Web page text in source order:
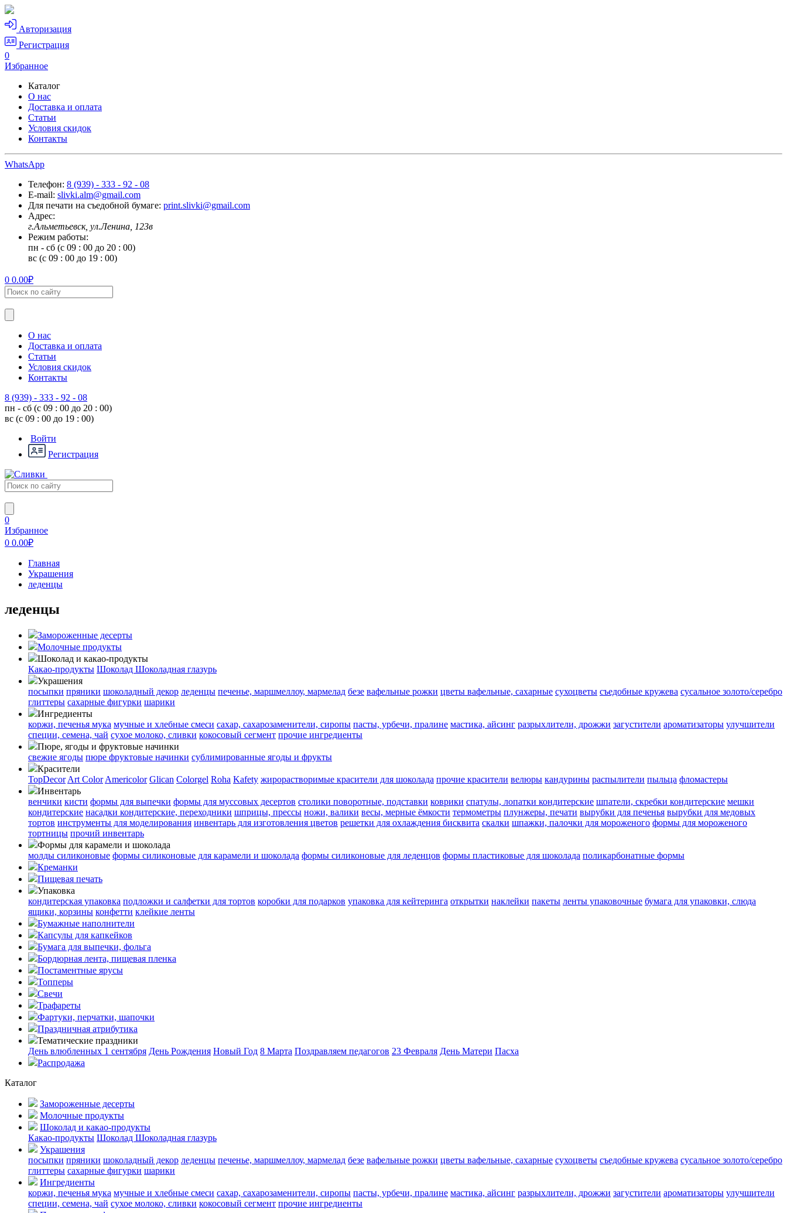
Авторизация
Регистрация
0
Избранное
Каталог
О нас
Доставка и оплата
Статьи
Условия скидок
Контакты
WhatsApp
Телефон: 8 (939) - 333 - 92 - 08
E-mail: slivki.alm@gmail.com
Для печати на съедобной бумаге: print.slivki@gmail.com
Адрес:
г.Альметьевск, ул.Ленина, 123в
Режим работы:
пн - сб (с 09 : 00 до 20 : 00)
вс (с 09 : 00 до 19 : 00)
0 0.00₽
О нас
Доставка и оплата
Статьи
Условия скидок
Контакты
8 (939) - 333 - 92 - 08
пн - сб (с 09 : 00 до 20 : 00)
вс (с 09 : 00 до 19 : 00)
Войти
Регистрация
0
Избранное
0 0.00₽
Главная
Украшения
леденцы
леденцы
Замороженные десерты
Молочные продукты
Шоколад и какао-продукты
Какао-продукты Шоколад Шоколадная глазурь
Украшения
посыпки пряники шоколадный декор леденцы печенье, маршмеллоу, мармелад безе вафельные рожки цветы вафельные, сахарные сухоцветы съедобные кружева сусальное золото/серебро
глиттеры сахарные фигурки шарики
Ингредиенты
коржи, печенья мука мучные и хлебные смеси сахар, сахарозаменители, сиропы пасты, урбечи, пралине мастика, айсинг разрыхлители, дрожжи загустители ароматизаторы улучшители
специи, семена, чай сухое молоко, сливки кокосовый сегмент прочие ингредиенты
Пюре, ягоды и фруктовые начинки
свежие ягоды пюре фруктовые начинки сублимированные ягоды и фрукты
Красители
TopDecor Art Color Americolor Glican Colorgel Roha Kafety жирорастворимые красители для шоколада прочие красители велюры кандурины распылители пыльца фломастеры
Инвентарь
венчики кисти формы для выпечки формы для муссовых десертов столики поворотные, подставки коврики cпатулы, лопатки кондитерские шпатели, скребки кондитерские мешки
кондитерские насадки кондитерские, переходники шприцы, прессы ножи, валики весы, мерные ёмкости термометры плунжеры, печати вырубки для печенья вырубки для медовых
тортов инструменты для моделирования инвентарь для изготовления цветов решетки для охлаждения бисквита скалки шпажки, палочки для мороженого формы для мороженого
тортницы прочий инвентарь
Формы для карамели и шоколада
молды силиконовые формы силиконовые для карамели и шоколада формы силиконовые для леденцов формы пластиковые для шоколада поликарбонатные формы
Креманки
Пищевая печать
Упаковка
кондитерская упаковка подложки и салфетки для тортов коробки для подарков упаковка для кейтеринга открытки наклейки пакеты ленты упаковочные бумага для упаковки, слюда
ящики, корзины конфетти клейкие ленты
Бумажные наполнители
Капсулы для капкейков
Бумага для выпечки, фольга
Бордюрная лента, пищевая пленка
Постаментные ярусы
Топперы
Свечи
Трафареты
Фартуки, перчатки, шапочки
Праздничная атрибутика
Тематические праздники
День влюбленных 1 сентября День Рождения Новый Год 8 Марта Поздравляем педагогов 23 Февраля День Матери Пасха
Распродажа
Каталог
Замороженные десерты
Молочные продукты
Шоколад и какао-продукты
Какао-продукты Шоколад Шоколадная глазурь
Украшения
посыпки пряники шоколадный декор леденцы печенье, маршмеллоу, мармелад безе вафельные рожки цветы вафельные, сахарные сухоцветы съедобные кружева сусальное золото/серебро
глиттеры сахарные фигурки шарики
Ингредиенты
коржи, печенья мука мучные и хлебные смеси сахар, сахарозаменители, сиропы пасты, урбечи, пралине мастика, айсинг разрыхлители, дрожжи загустители ароматизаторы улучшители
специи, семена, чай сухое молоко, сливки кокосовый сегмент прочие ингредиенты